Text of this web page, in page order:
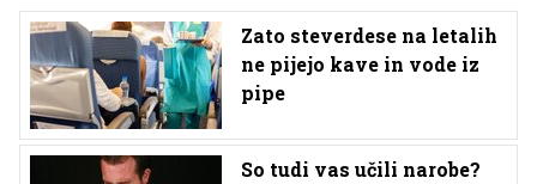
Zato steverdese na letalih
ne pijejo kave in vode iz
pipe
So tudi vas učili narobe?